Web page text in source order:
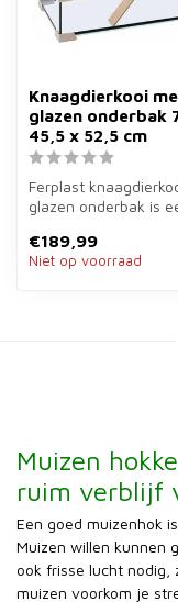
Knaagdierkooi
glazen onderbak
45,5 x 52,5 cm
Ferplast
glazen onderbak is
cm...
€189,99
Niet op voorraad
Muizen
ruim verblijf
Een goed muizenhok
Muizen willen kunnen
ook frisse lucht
muizen voorkom je